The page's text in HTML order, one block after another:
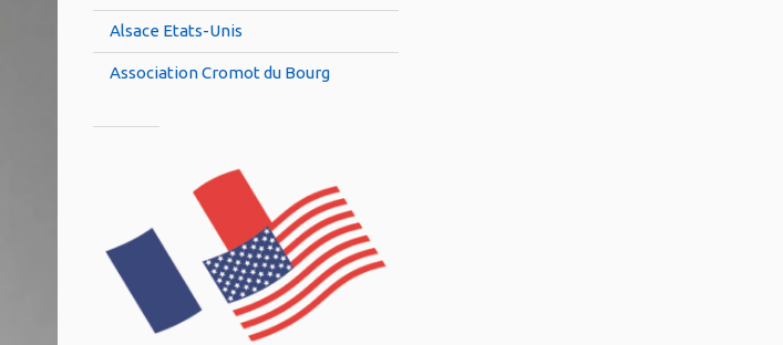
Alsace Etats-Unis
Association Cromot du Bourg